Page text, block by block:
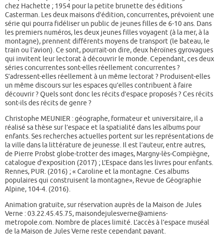
chez Hachette ; 1954 pour la petite brunette des éditions
Casterman. Les deux maisons d’édition, concurrentes, prévoient une
série qui pourra fidéliser un public de jeunes filles de 6-10 ans. Dans
les premiers numéros, les deux jeunes filles voyagent (à la mer, à la
montagne), prennent différents moyens de transport (le bateau, le
train ou l’avion). Ce sont, pourrait-on dire, deux héroïnes gyrovagues
qui invitent leur lectorat à découvrir le monde. Cependant, ces deux
séries concurrentes sont-elles réellement concurrentes ?
S’adressent-elles réellement à un même lectorat ? Produisent-elles
un même discours sur les espaces qu’elles contribuent à faire
découvrir ? Quels sont donc les récits d’espace proposés ? Ces récits
sont-ils des récits de genre ?
Christophe MEUNIER : géographe, formateur et universitaire, il a
réalisé sa thèse sur l’espace et la spatialité dans les albums pour
enfants. Ses recherches actuelles portent sur les représentations de
la ville dans la littérature de jeunesse. Il est l’auteur, entre autres,
de Pierre Probst globe-trotter des images, Margny-lès-Compiègne,
catalogue d’exposition (2017) ; L’Espace dans les livres pour enfants.
Rennes, PUR. (2016) ; « Caroline et la montagne. Ces albums
populaires qui construisent la montagne», Revue de Géographie
Alpine, 104-4. (2016).
Animation gratuite, sur réservation auprès de la Maison de Jules
Verne : 03.22.45.45.75, maisondejulesverne@amiens-
metropole.com. Nombre de places limité. L’accès à l’espace muséal
de la Maison de Jules Verne reste cependant payant.